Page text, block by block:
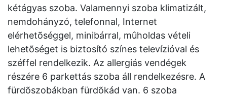
kétágyas szoba. Valamennyi szoba klimatizált,
nemdohányzó, telefonnal, Internet
elérhetõséggel, minibárral, mûholdas vételi
lehetõséget is biztosító színes televízióval és
széffel rendelkezik. Az allergiás vendégek
részére 6 parkettás szoba áll rendelkezésre. A
fürdõszobákban fürdõkád van. 6 szoba